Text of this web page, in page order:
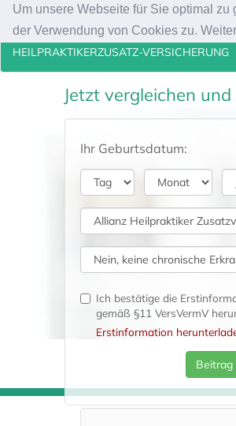
Um unsere Webseite für Sie optimal
der Verwendung von Cookies zu.
Heilpraktiker
HEILPRAKTIKERZUSATZ-VERSICHERUNG
Jetzt vergleichen
Ihr Geburtsdatum:
Ich bestätige die
gemäß §11 VersVermV
Erstinformation
Beitrag